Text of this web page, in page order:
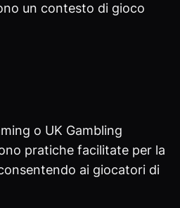
un contesto di gioco
o UK Gambling
pratiche facilitate per la
ai giocatori di